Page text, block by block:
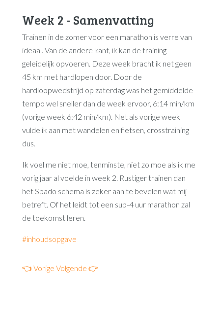
Week 2 - Samenvatting
Trainen in de zomer voor een marathon is verre van
ideaal. Van de andere kant, ik kan de training
geleidelijk opvoeren. Deze week bracht ik net geen
45 km met hardlopen door. Door de
hardloopwedstrijd op zaterdag was het gemiddelde
tempo wel sneller dan de week ervoor, 6:14 min/km
(vorige week 6:42 min/km). Net als vorige week
vulde ik aan met wandelen en fietsen, crosstraining
dus.
Ik voel me niet moe, tenminste, niet zo moe als ik me
vorig jaar al voelde in week 2. Rustiger trainen dan
het Spado schema is zeker aan te bevelen wat mij
betreft. Of het leidt tot een sub-4 uur marathon zal
de toekomst leren.
#inhoudsopgave
👈 Vorige Volgende 👉